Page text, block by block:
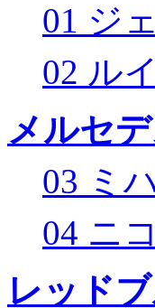
01 ジ
02 ル
メルセ
03 ミ
04 ニ
レッド